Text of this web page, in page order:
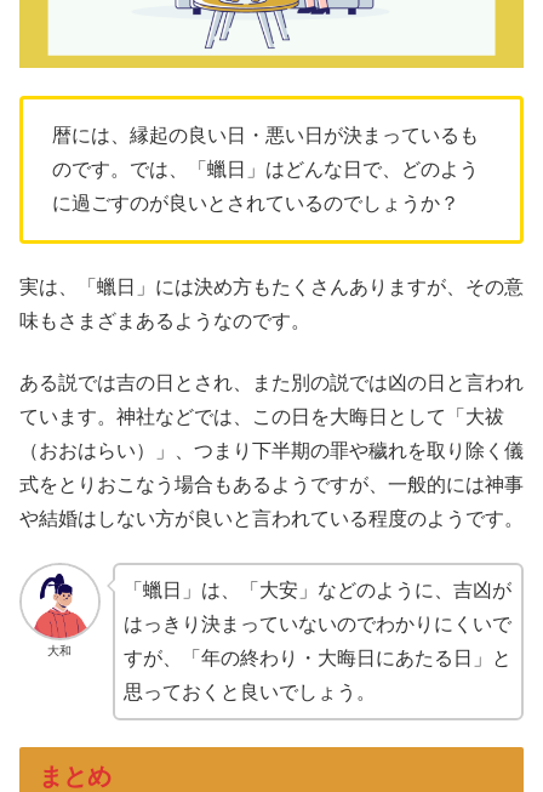
暦には、縁起の良い日・悪い日が決まっているも
のです。では、「蠟日」はどんな日で、どのよう
に過ごすのが良いとされているのでしょうか？
実は、「蠟日」には決め方もたくさんありますが、その意
味もさまざまあるようなのです。
ある説では吉の日とされ、また別の説では凶の日と言われ
ています。神社などでは、この日を大晦日として「大祓
（おおはらい）」、つまり下半期の罪や穢れを取り除く儀
式をとりおこなう場合もあるようですが、一般的には神事
や結婚はしない方が良いと言われている程度のようです。
大和
「蠟日」は、「大安」などのように、吉凶が
はっきり決まっていないのでわかりにくいで
すが、「年の終わり・大晦日にあたる日」と
思っておくと良いでしょう。
まとめ